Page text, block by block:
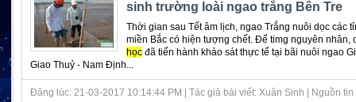
sinh trường loài ngao trắng Bên Tre
Thời gian sau Tết âm lịch, ngao Trắng nuôi dọc các
miền Bắc có hiện tượng chết. Để timg nguyên nhân,
họcđã tiến hành khảo sát thực tế tại bãi nuôi ngao
Giao Thuỷ - Nam Định...
Đăng lúc: 21-03-2017 10:14:44 PM | Tác giả bài viết: Xuân Sinh | Nguồn tin